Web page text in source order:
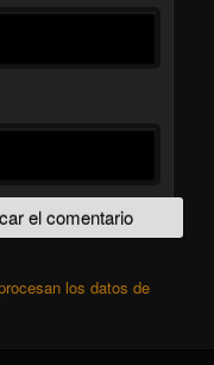
los datos de